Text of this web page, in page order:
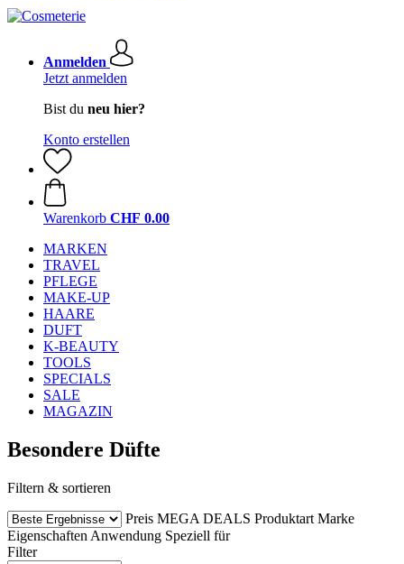
Anmelden
Jetzt anmelden
Bist du neu hier?
Konto erstellen
Warenkorb CHF 0.00
MARKEN
TRAVEL
PFLEGE
MAKE-UP
HAARE
DUFT
K-BEAUTY
TOOLS
SPECIALS
SALE
MAGAZIN
Besondere Düfte
Filtern & sortieren
Preis MEGA DEALS Produktart Marke
Eigenschaften Anwendung Speziell für
Filter